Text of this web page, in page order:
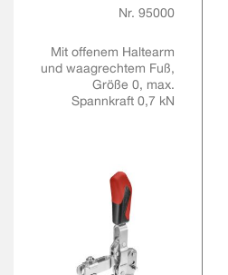
HANDGRIFF
Nr. 95000
Mit offenem Haltearm
und waagrechtem Fuß,
Größe 0, max.
Spannkraft 0,7 kN